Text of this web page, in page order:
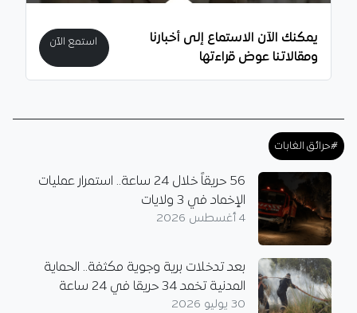
يمكنك الآن الاستماع إلى أخبارنا
ومقالاتنا عوض قراءتها
استمع الآن
#حرائق الغابات
56 حريقاً خلال 24 ساعة.. استمرار عمليات
الإخماد في 3 ولايات
4 أغسطس 2026
بعد تدخلات برية وجوية مكثفة.. الحماية
المدنية تخمد 34 حريقا في 24 ساعة
30 يوليو 2026